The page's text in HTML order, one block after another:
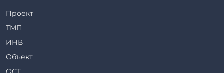
Ригели железобетонные
Сваи железобетонные
Стеновые блоки
Стойки железобетонные
Проект
ТМП
ИНВ
Объект